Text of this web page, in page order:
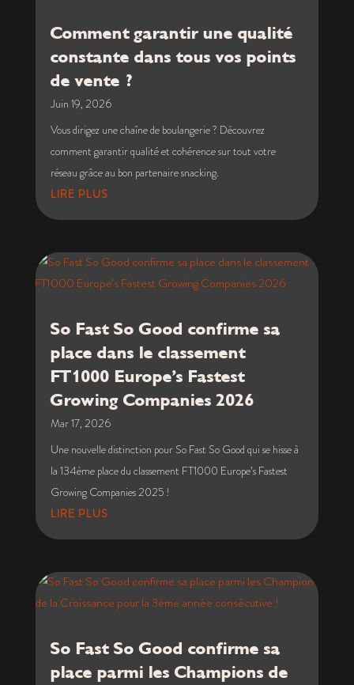
Comment garantir une qualité
constante dans tous vos points
de vente ?
Juin 19, 2026
Vous dirigez une chaîne de boulangerie ? Découvrez
comment garantir qualité et cohérence sur tout votre
réseau grâce au bon partenaire snacking.
LIRE PLUS
So Fast So Good confirme sa
place dans le classement
FT1000 Europe’s Fastest
Growing Companies 2026
Mar 17, 2026
Une nouvelle distinction pour So Fast So Good qui se hisse à
la 134ème place du classement FT1000 Europe’s Fastest
Growing Companies 2025 !
LIRE PLUS
So Fast So Good confirme sa
place parmi les Champions de